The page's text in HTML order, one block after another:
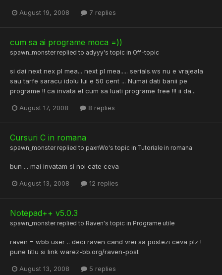
August 19, 2008 7 replies
cum sa ai programe moca =))
spawn_monster replied to adyyy's topic in Off-topic
si dai next nex pl mea... next pl mea..... serials.ws nu e vrajeala
sau tarfe saracu idolu lui e 50 cent ... Numai dati banii pe
programe !! ca invata el cum sa luati programe free !!! ii da...
August 17, 2008 8 replies
Cursuri C in romana
spawn_monster replied to paxnWo's topic in Tutoriale in romana
bun ... mai invatam si noi cate ceva
August 13, 2008 12 replies
Notepad++ v5.0.3
spawn_monster replied to Raven's topic in Programe utile
raven = wbb user .. deci raven cand vrei sa postezi ceva plz !
pune titlu si link warez-bb.org/raven-post
August 13, 2008 5 replies